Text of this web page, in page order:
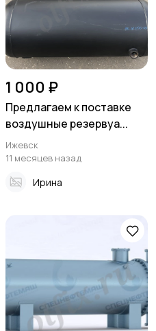
1 000 ₽
Предлагаем к поставке
воздушные резервуа...
Ижевск
11 месяцев назад
Ирина